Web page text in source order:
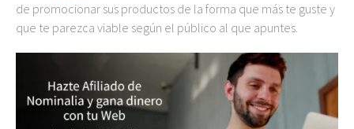
de promocionar sus productos de la forma que más te guste y
que te parezca viable según el público al que apuntes.